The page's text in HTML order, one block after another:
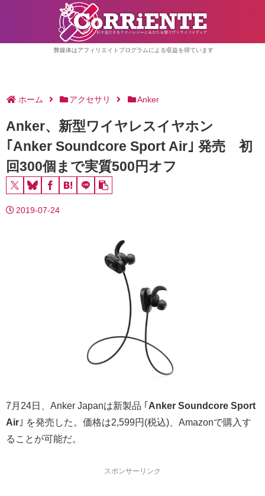
弊媒体はアフィリエイトプログラムによる収益を得ています
ホーム アクセサリ Anker
Anker、新型ワイヤレスイヤホン
｢Anker Soundcore Sport Air｣ 発売 初
回300個まで実質500円オフ
2019-07-24
7月24日、Anker Japanは新製品 ｢ Anker Soundcore Sport
Air ｣ を発売した。価格は2,599円(税込)、Amazonで購入す
ることが可能だ。
スポンサーリンク